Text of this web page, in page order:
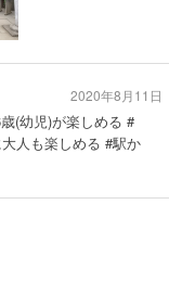
(幼児)が楽しめる #
人も楽しめる #駅か
2020年8月11日